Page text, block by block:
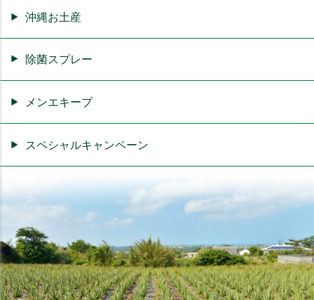
沖縄お土産
除菌スプレー
メンエキープ
スペシャルキャンペーン